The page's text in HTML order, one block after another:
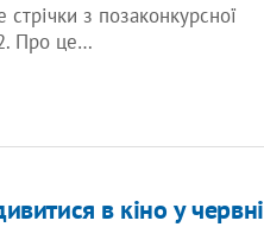
з позаконкурсної
Про це…
в кіно у червні